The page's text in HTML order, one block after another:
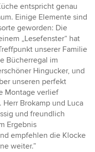
entspricht genau
Einige Elemente sind
geworden: Die
„Lesefenster“ hat
unserer Familie
Bücherregal im
Hingucker, und
unseren perfekt
Montage verlief
Brokamp und Luca
und freundlich
Ergebnis
empfehlen die Klocke
weiter.”